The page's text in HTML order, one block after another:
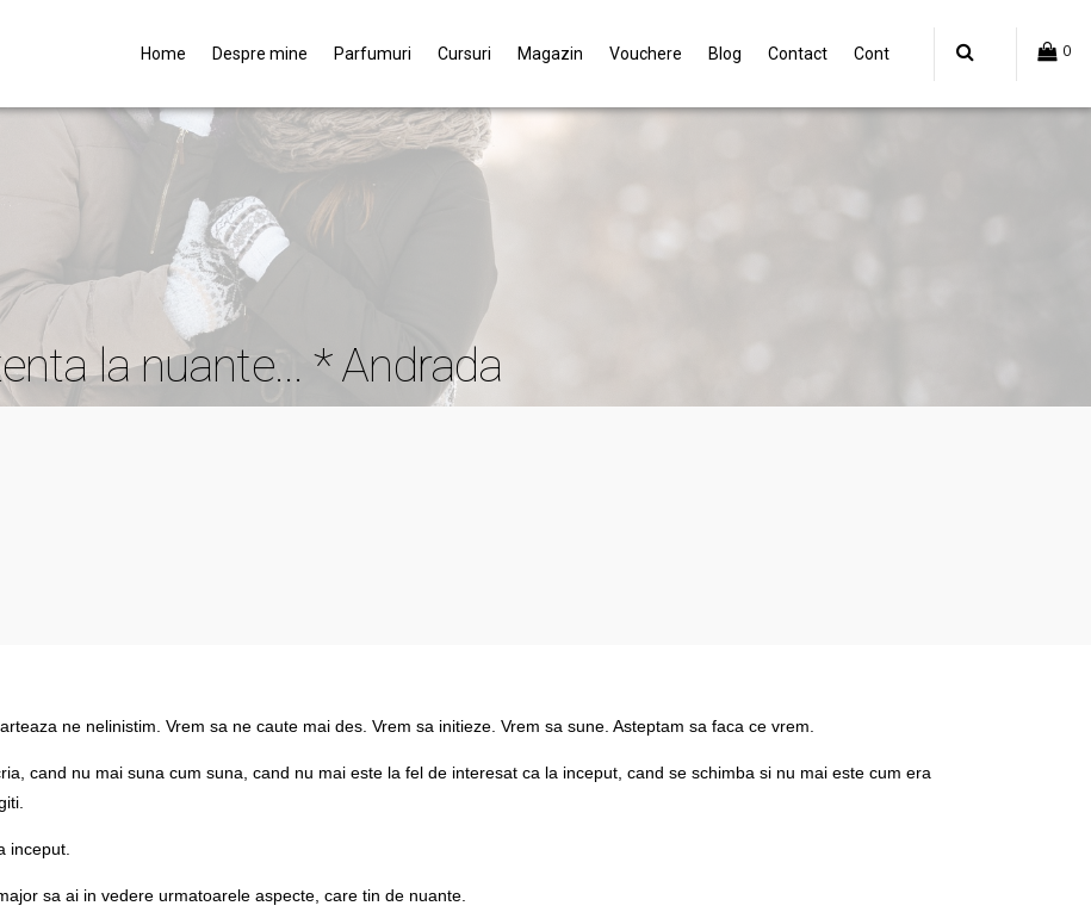
0
Home Despre mine Parfumuri Cursuri Magazin Vouchere Blog Contact Cont
la nuante... * Andrada
ne nelinistim. Vrem sa ne caute mai des. Vrem sa initieze. Vrem sa sune. Asteptam sa faca ce vrem.
cand nu mai suna cum suna, cand nu mai este la fel de interesat ca la inceput, cand se schimba si nu mai este cum era
inceput.
sa ai in vedere urmatoarele aspecte, care tin de nuante.